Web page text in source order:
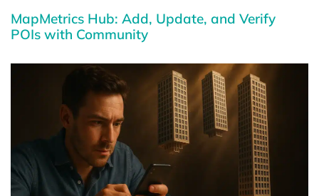
MapMetrics Hub: Add, Update, and Verify
POIs with Community